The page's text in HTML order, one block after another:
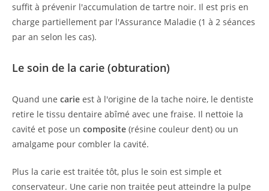
suffit à prévenir l'accumulation de tartre noir. Il est pris en
charge partiellement par l'Assurance Maladie (1 à 2 séances
par an selon les cas).
Le soin de la carie (obturation)
Quand une carie est à l'origine de la tache noire, le dentiste
retire le tissu dentaire abîmé avec une fraise. Il nettoie la
cavité et pose un composite (résine couleur dent) ou un
amalgame pour combler la cavité.
Plus la carie est traitée tôt, plus le soin est simple et
conservateur. Une carie non traitée peut atteindre la pulpe